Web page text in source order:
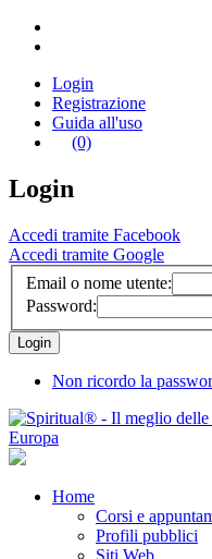
Login
Registrazione
Guida all'uso
(0)
Login
Accedi tramite Facebook
Accedi tramite Google
Email o nome utente:
Password:
Non ricordo la
Home
Corsi e
Profili pubblici